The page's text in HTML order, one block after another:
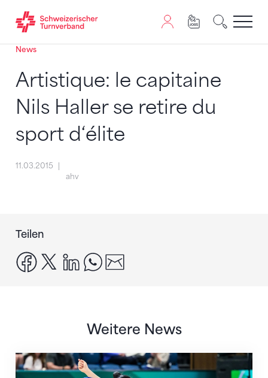
Zum Inhalt springen
Zur Sitemap navigieren
Zum Navigieren dieser Seite wird JavaScript benötigt.
News
Artistique: le capitaine
Nils Haller se retire du
sport d‘élite
11.03.2015
ahv
Teilen
facebook
x linkedinwhatsapp
Weitere News
Nächster Halt: Weltmeisterschaft